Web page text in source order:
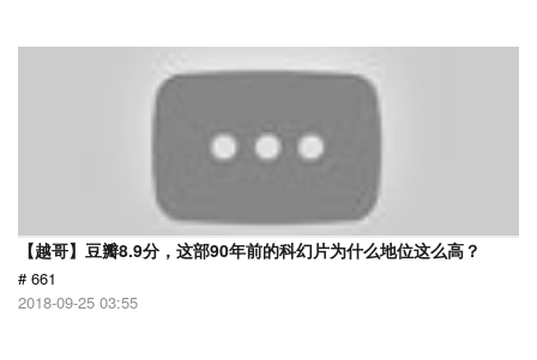
【越哥】豆瓣8.9分，这部90年前的科幻片为什么地位这么高？
# 661
2018-09-25 03:55